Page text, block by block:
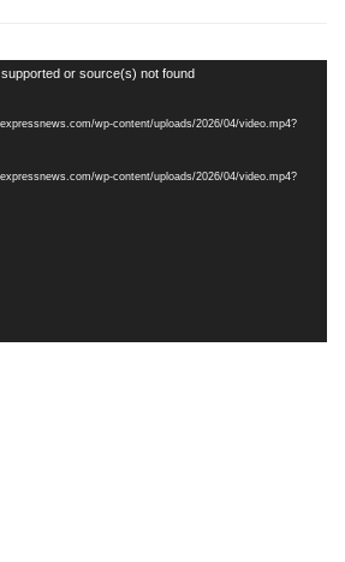
or source(s) not found
wp-content/uploads/2026/04/video.mp4?
wp-content/uploads/2026/04/video.mp4?